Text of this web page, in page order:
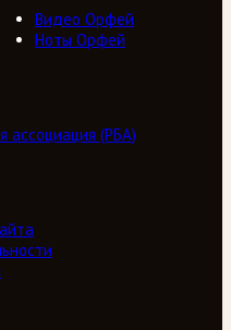
Видео Орфей
Ноты Орфей
ассоциация (РБА)